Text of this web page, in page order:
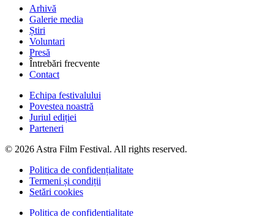
Arhivă
Galerie media
Știri
Voluntari
Presă
Întrebări frecvente
Contact
Echipa festivalului
Povestea noastră
Juriul ediției
Parteneri
© 2026 Astra Film Festival. All rights reserved.
Politica de confidențialitate
Termeni și condiții
Setări cookies
Politica de confidențialitate